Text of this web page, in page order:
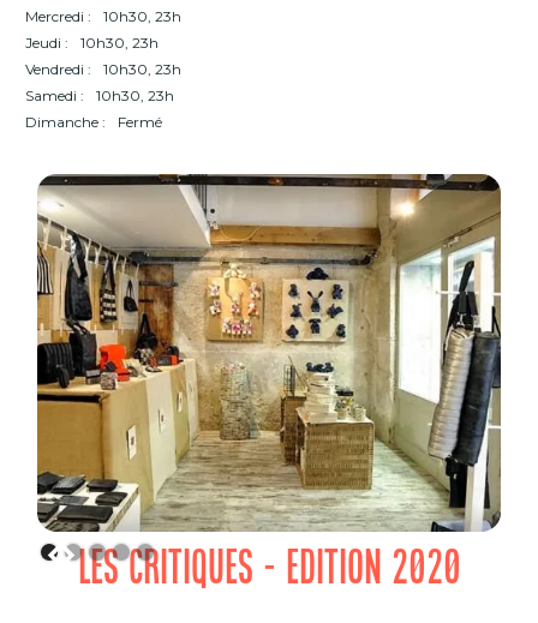
Mercredi :
10h30, 23h
Jeudi :
10h30, 23h
Vendredi :
10h30, 23h
Samedi :
10h30, 23h
Dimanche :
Fermé
LES CRITIQUES - EDITION 2020